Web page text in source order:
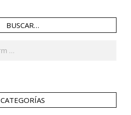
BUSCAR…
CATEGORÍAS